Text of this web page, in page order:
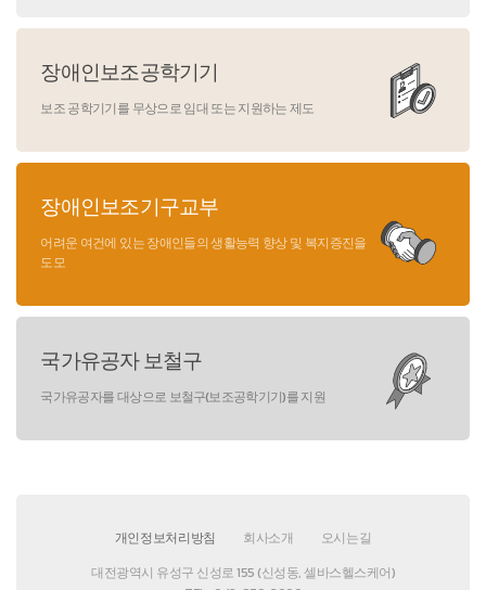
장애인보조공학기기
보조 공학기기를 무상으로 임대 또는 지원하는 제도
장애인보조기구교부
어려운 여건에 있는 장애인들의 생활능력 향상 및 복지증진을
도모
국가유공자 보철구
국가유공자를 대상으로 보철구(보조공학기기)를 지원
개인정보처리방침 회사소개
오시는길
대전광역시 유성구 신성로 155 (신성동, 셀바스헬스케어)